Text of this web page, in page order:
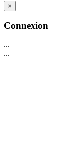
×
Connexion
...
...